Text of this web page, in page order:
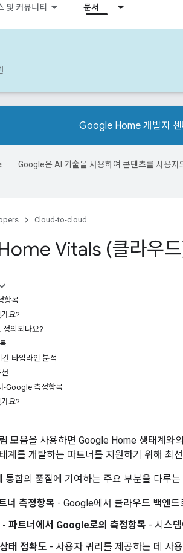
및 커뮤니티 문서
Google Home 개발자 센
Google은 AI 기술을 사용하여 콘텐츠를 사용
Cloud-to-cloud
Vitals (클라우
항목
가요?
정의되나요?
간 타임라인 분석
-Google 측정항목
가요?
림 모음을 사용하면 Google Home 생태계
계를 개발하는 파트너를 지원하기 위해 최
통합의 품질에 기여하는 주요 부분을 다루
너 측정항목 - Google에서 클라우드 백엔
- 파트너에서 Google로의 측정항목 - 시스
태 정확도 - 사용자 쿼리를 제공하는 데 사